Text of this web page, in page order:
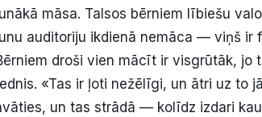
māsa. Talsos bērniem lībiešu
auditoriju ikdienā nemāca — viņš ir
droši vien mācīt ir visgrūtāk, jo
«Tas ir ļoti nežēlīgi, un ātri uz to
un tas strādā — kolīdz izdari